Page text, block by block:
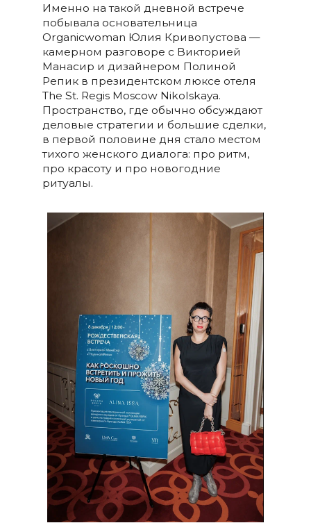
Именно на такой дневной встрече
побывала основательница
Organicwoman Юлия Кривопустова —
камерном разговоре с Викторией
Манасир и дизайнером Полиной
Репик в президентском люксе отеля
The St. Regis Moscow Nikolskaya.
Пространство, где обычно обсуждают
деловые стратегии и большие сделки,
в первой половине дня стало местом
тихого женского диалога: про ритм,
про красоту и про новогодние
ритуалы.